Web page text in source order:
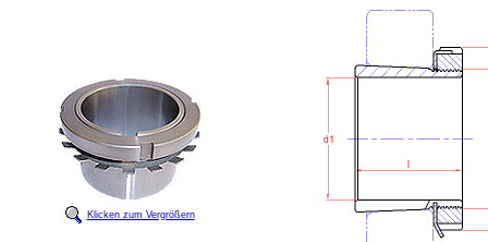
Klicken zum Vergrößern